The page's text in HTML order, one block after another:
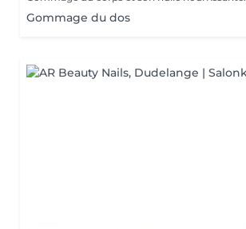
Gommage du dos